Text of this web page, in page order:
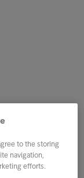
to the storing
navigation,
efforts.